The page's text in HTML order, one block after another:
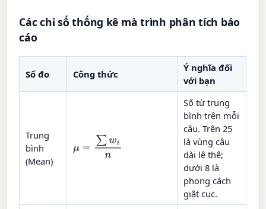
Các chỉ số thống kê mà trình phân tích báo
cáo
Số đo Công thức
Ý nghĩa đối
với bạn
Trung
bình
(Mean)
win
Số từ trung
bình trên mỗi
câu. Trên 25
là vùng câu
dài lê thê;
dưới 8 là
phong cách
giật cục.